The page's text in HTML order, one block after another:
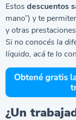
Estosdescuentos
mano”) y te
y otras
Si no conocés la
líquido, acá te lo
¿Un